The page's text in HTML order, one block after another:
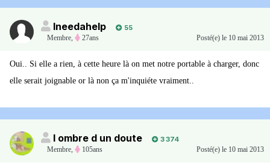
Ineedahelp
55
Membre, 27ans Posté(e) le 10 mai 2013
Oui.. Si elle a rien, à cette heure là on met notre portable à charger, donc
elle serait joignable or là non ça m'inquiéte vraiment..
l ombre d un doute
3 374
Membre, 105ans Posté(e) le 10 mai 2013